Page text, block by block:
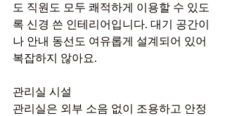
도 직원도 모두 쾌적하게 이용할 수 있도
록 신경 쓴 인테리어입니다. 대기 공간이
나 안내 동선도 여유롭게 설계되어 있어
복잡하지 않아요.
관리실 시설
관리실은 외부 소음 없이 조용하고 안정